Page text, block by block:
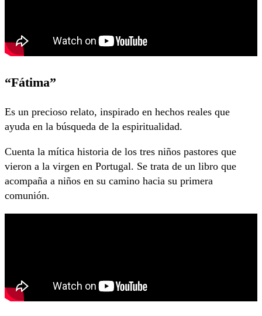
“Fátima”
Es un precioso relato, inspirado en hechos reales que
ayuda en la búsqueda de la espiritualidad.
Cuenta la mítica historia de los tres niños pastores que
vieron a la virgen en Portugal. Se trata de un libro que
acompaña a niños en su camino hacia su primera
comunión.